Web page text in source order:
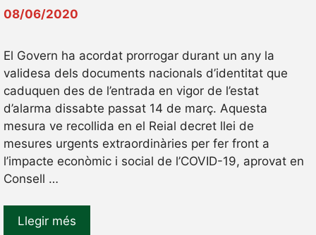
08/06/2020
El Govern ha acordat prorrogar durant un any la
validesa dels documents nacionals d’identitat que
caduquen des de l’entrada en vigor de l’estat
d’alarma dissabte passat 14 de març. Aquesta
mesura ve recollida en el Reial decret llei de
mesures urgents extraordinàries per fer front a
l’impacte econòmic i social de l’COVID-19, aprovat en
Consell …
Llegir més